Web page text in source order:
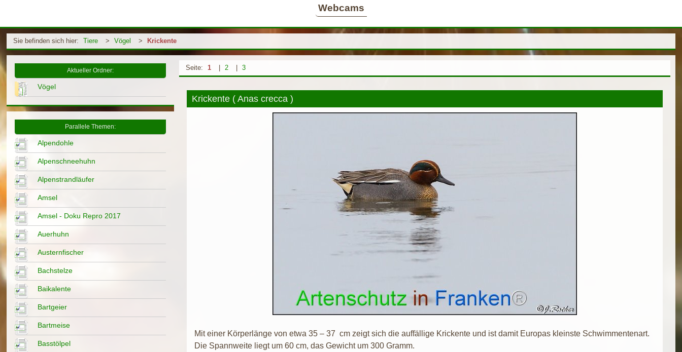
Webcams
Sie befinden sich hier: Tiere > Vögel > Krickente
Seite: 1 2 3
Krickente ( Anas crecca )
Mit einer Körperlänge von etwa 35 – 37 cm zeigt sich die auffällige Krickente und ist damit Europas kleinste Schwimmentenart.
Die Spannweite liegt um 60 cm, das Gewicht um 300 Gramm.
Aktueller Ordner:
Vögel
Parallele Themen:
Alpendohle
Alpenschneehuhn
Alpenstrandläufer
Amsel
Amsel - Doku Repro 2017
Auerhuhn
Austernfischer
Bachstelze
Baikalente
Bartgeier
Bartmeise
Basstölpel